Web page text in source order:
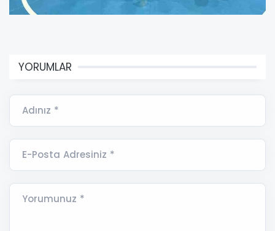
YORUMLAR
Adınız *
E-Posta Adresiniz *
Yorumunuz *